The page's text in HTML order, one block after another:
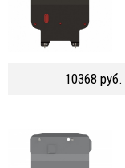
10368 руб.